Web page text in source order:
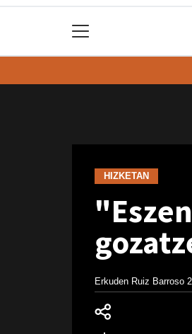
HIZKETAN
Erkuden Ruiz Barroso